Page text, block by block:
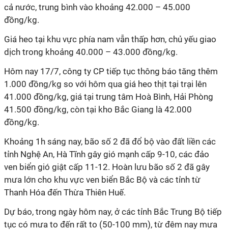
cả nước, trung bình vào khoảng 42.000 – 45.000
đồng/kg.
Giá heo tại khu vực phía nam vẫn thấp hơn, chủ yếu giao
dịch trong khoảng 40.000 – 43.000 đồng/kg.
Hôm nay 17/7, công ty CP tiếp tục thông báo tăng thêm
1.000 đồng/kg so với hôm qua giá heo thịt tại trại lên
41.000 đồng/kg, giá tại trung tâm Hoà Bình, Hải Phòng
41.500 đồng/kg, còn tại kho Bắc Giang là 42.000
đồng/kg.
Khoảng 1h sáng nay, bão số 2 đã đổ bộ vào đất liền các
tỉnh Nghệ An, Hà Tĩnh gây gió mạnh cấp 9-10, các đảo
ven biển gió giật cấp 11-12. Hoàn lưu bão số 2 đã gây
mưa lớn cho khu vực ven biển Bắc Bộ và các tỉnh từ
Thanh Hóa đến Thừa Thiên Huế.
Dự báo, trong ngày hôm nay, ở các tỉnh Bắc Trung Bộ tiếp
tục có mưa to đến rất to (50-100 mm), từ đêm nay mưa